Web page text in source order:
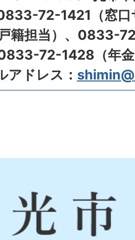
72-1421（窓
籍担当）、0833-
72-1428（年金
アドレス：